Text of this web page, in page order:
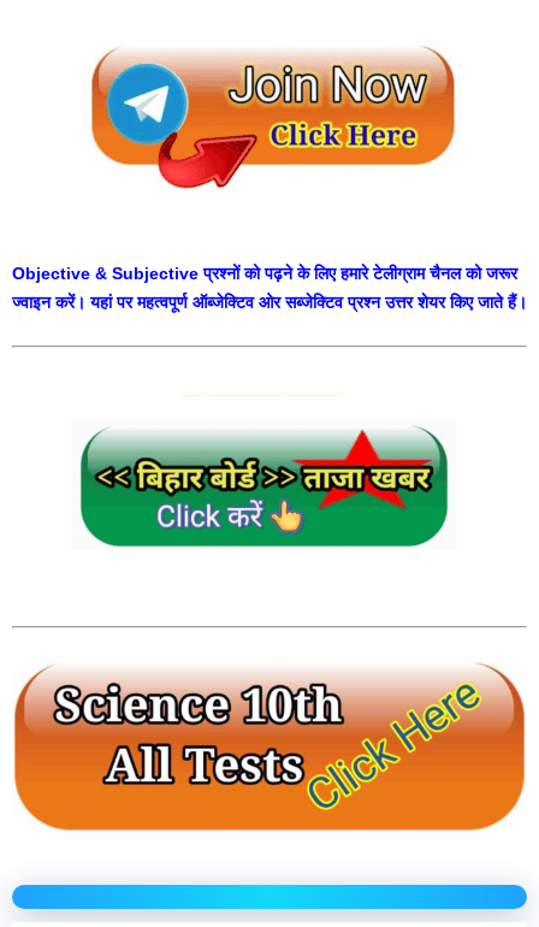
Objective & Subjective प्रश्नों को पढ़ने के लिए हमारे टेलीग्राम चैनल को जरूर
ज्वाइन करें। यहां पर महत्वपूर्ण ऑब्जेक्टिव ओर सब्जेक्टिव प्रश्न उत्तर शेयर किए जाते हैं।